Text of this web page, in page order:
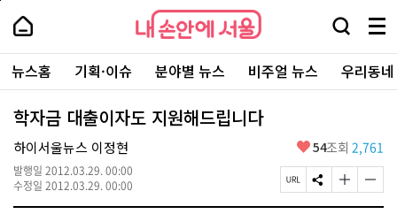
본
로
가
내
손
안
에
서
울
-
서
울
시
대
표
소
내
손
에
울
검
창
열
기
메
뉴
전
체
보
주
요
서
뉴스홈 기획·이슈 분야별 뉴스 비주얼 뉴스 우리동
학자금 대출이자도 지원해드립니다
하이서울뉴스 이정현
발행일 2012.03.29. 00:00
수정일 2012.03.29. 00:00
좋
요
54조회 2,761
페
이
S
N
글
자
글
자
페
상
단
로